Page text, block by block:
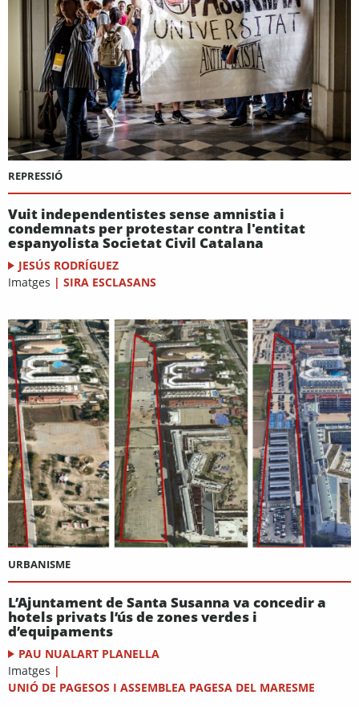
REPRESSIÓ
Vuit independentistes sense amnistia i
condemnats per protestar contra l'entitat
espanyolista Societat Civil Catalana
JESÚS RODRÍGUEZ
Imatges | SIRA ESCLASANS
URBANISME
L’Ajuntament de Santa Susanna va concedir a
hotels privats l’ús de zones verdes i
d’equipaments
PAU NUALART PLANELLA
Imatges |
UNIÓ DE PAGESOS I ASSEMBLEA PAGESA DEL MARESME